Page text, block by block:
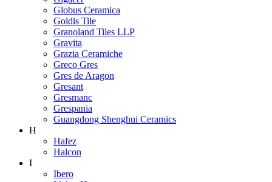
Globus Ceramica
Goldis Tile
Granoland Tiles LLP
Gravita
Grazia Ceramiche
Greco Gres
Gres de Aragon
Gresant
Gresmanc
Grespania
Guangdong Shenghui Ceramics
H
Hafez
Halcon
I
Ibero